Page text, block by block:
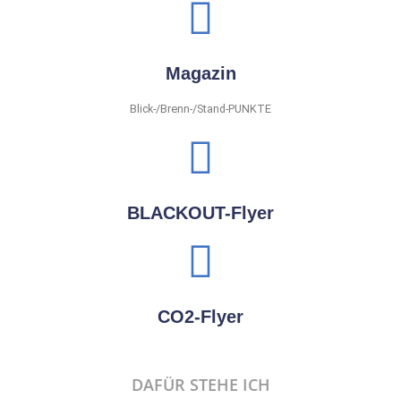
Magazin
Blick-/Brenn-/Stand-PUNKTE
BLACKOUT-Flyer
CO2-Flyer
DAFÜR STEHE ICH